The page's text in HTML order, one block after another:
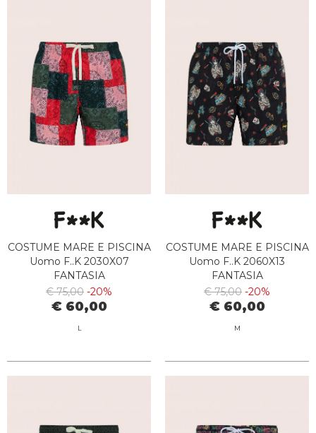
COSTUME MARE E PISCINA
Uomo F..K 2030X07
FANTASIA
€ 75,00 -20%
€ 60,00
L
COSTUME MARE E PISCINA
Uomo F..K 2060X13
FANTASIA
€ 75,00 -20%
€ 60,00
M